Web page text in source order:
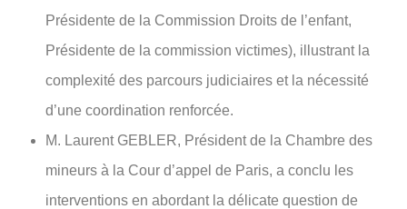
Présidente de la Commission Droits de l’enfant,
Présidente de la commission victimes), illustrant la
complexité des parcours judiciaires et la nécessité
d’une coordination renforcée.
M. Laurent GEBLER, Président de la Chambre des
mineurs à la Cour d’appel de Paris, a conclu les
interventions en abordant la délicate question de